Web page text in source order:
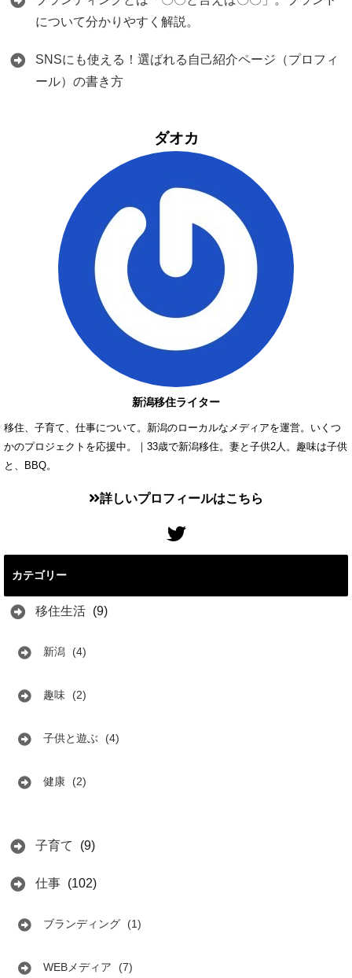
について分かりやすく解説。
SNSにも使える！選ばれる自己紹介ページ（プロフィ
ール）の書き方
ダオカ
新潟移住ライター
移住、子育て、仕事について。新潟のローカルなメディアを運営。いくつ
かのプロジェクトを応援中。｜33歳で新潟移住。妻と子供2人。趣味は子供
と、BBQ。
詳しいプロフィールはこちら
カテゴリー
移住生活 (9)
新潟 (4)
趣味 (2)
子供と遊ぶ (4)
健康 (2)
子育て (9)
仕事 (102)
ブランディング (1)
WEBメディア (7)